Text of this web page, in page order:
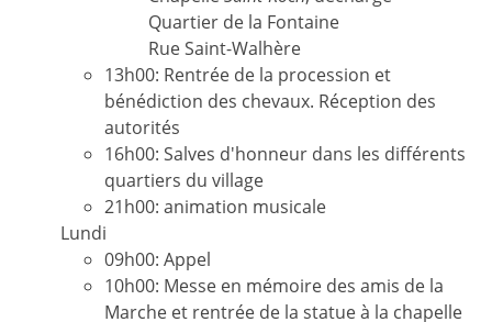
Quartier de la Fontaine
Rue Saint-Walhère
13h00: Rentrée de la procession et
bénédiction des chevaux. Réception des
autorités
16h00: Salves d'honneur dans les différents
quartiers du village
21h00: animation musicale
Lundi
09h00: Appel
10h00: Messe en mémoire des amis de la
Marche et rentrée de la statue à la chapelle